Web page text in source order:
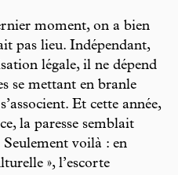
moment, on a bien
pas lieu. Indépendant,
légale, il ne dépend
se mettant en branle
Et cette année,
la paresse semblait
voilà : en
», l’escorte